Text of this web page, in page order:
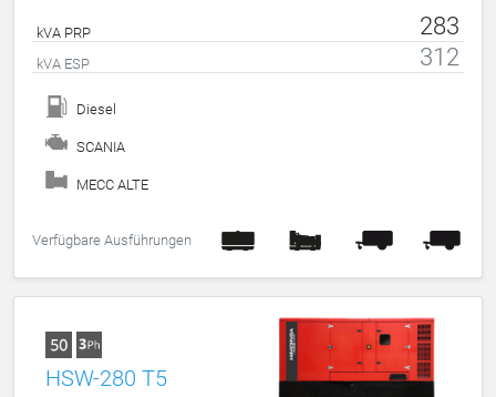
kVA PRP 283
kVA ESP 312
Diesel
SCANIA
MECC ALTE
Verfügbare Ausführungen
HSW-280 T5